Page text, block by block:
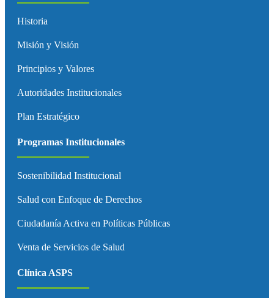
Historia
Misión y Visión
Principios y Valores
Autoridades Institucionales
Plan Estratégico
Programas Institucionales
Sostenibilidad Institucional
Salud con Enfoque de Derechos
Ciudadanía Activa en Políticas Públicas
Venta de Servicios de Salud
Clínica ASPS